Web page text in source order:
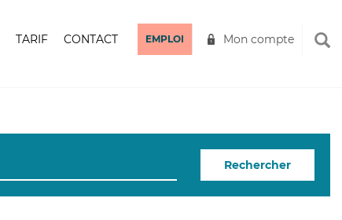
TARIF CONTACT EMPLOI Mon compte
Rechercher